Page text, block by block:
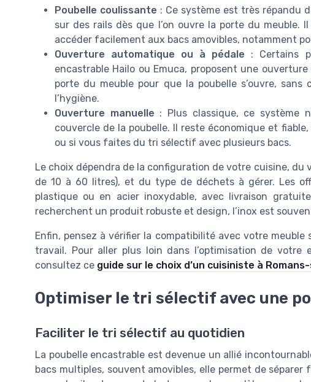
Poubelle coulissante : Ce système est très répandu
sur des rails dès que l’on ouvre la porte du meuble.
accéder facilement aux bacs amovibles, notamment
Ouverture automatique ou à pédale : Certains
encastrable Hailo ou Emuca, proposent une
porte du meuble pour que la poubelle s’ouvre,
l’hygiène.
Ouverture manuelle : Plus classique, ce système
couvercle de la poubelle. Il reste économique et
ou si vous faites du tri sélectif avec plusieurs bacs.
Le choix dépendra de la configuration de votre cuisine,
de 10 à 60 litres), et du type de déchets à gérer. Les
plastique ou en acier inoxydable, avec livraison
recherchent un produit robuste et design, l’inox est
Enfin, pensez à vérifier la compatibilité avec votre
travail. Pour aller plus loin dans l’optimisation de votre
consultez ce guide sur le choix d’un cuisiniste à
Optimiser le tri sélectif avec une
Faciliter le tri sélectif au quotidien
La poubelle encastrable est devenue un allié
bacs multiples, souvent amovibles, elle permet de